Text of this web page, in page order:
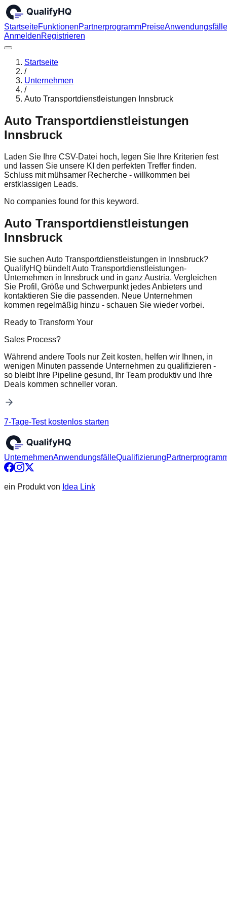
StartseiteFunktionenPartnerprogrammPreiseAnwendungsfälle
AnmeldenRegistrieren
Startseite
/
Unternehmen
/
Auto Transportdienstleistungen Innsbruck
Auto Transportdienstleistungen
Innsbruck
Laden Sie Ihre CSV-Datei hoch, legen Sie Ihre Kriterien fest
und lassen Sie unsere KI den perfekten Treffer finden.
Schluss mit mühsamer Recherche - willkommen bei
erstklassigen Leads.
No companies found for this keyword.
Auto Transportdienstleistungen
Innsbruck
Sie suchen Auto Transportdienstleistungen in Innsbruck?
QualifyHQ bündelt Auto Transportdienstleistungen-
Unternehmen in Innsbruck und in ganz Austria. Vergleichen
Sie Profil, Größe und Schwerpunkt jedes Anbieters und
kontaktieren Sie die passenden. Neue Unternehmen
kommen regelmäßig hinzu - schauen Sie wieder vorbei.
Ready to Transform Your
Sales Process?
Während andere Tools nur Zeit kosten, helfen wir Ihnen, in
wenigen Minuten passende Unternehmen zu qualifizieren -
so bleibt Ihre Pipeline gesund, Ihr Team produktiv und Ihre
Deals kommen schneller voran.
7-Tage-Test kostenlos starten
UnternehmenAnwendungsfälleQualifizierung
ein Produkt von Idea Link